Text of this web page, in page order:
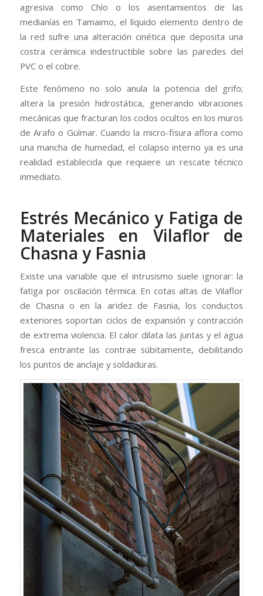
agresiva como Chío o los asentamientos de las
medianías en Tamaimo, el líquido elemento dentro de
la red sufre una alteración cinética que deposita una
costra cerámica indestructible sobre las paredes del
PVC o el cobre.
Este fenómeno no solo anula la potencia del grifo;
altera la presión hidrostática, generando vibraciones
mecánicas que fracturan los codos ocultos en los muros
de Arafo o Güímar. Cuando la micro-fisura aflora como
una mancha de humedad, el colapso interno ya es una
realidad establecida que requiere un rescate técnico
inmediato.
Estrés Mecánico y Fatiga de
Materiales en Vilaflor de
Chasna y Fasnia
Existe una variable que el intrusismo suele ignorar: la
fatiga por oscilación térmica. En cotas altas de Vilaflor
de Chasna o en la aridez de Fasnia, los conductos
exteriores soportan ciclos de expansión y contracción
de extrema violencia. El calor dilata las juntas y el agua
fresca entrante las contrae súbitamente, debilitando
los puntos de anclaje y soldaduras.